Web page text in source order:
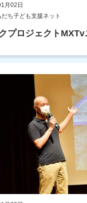
月02日
ち子ども支援ネット
プロジェクトMXTv